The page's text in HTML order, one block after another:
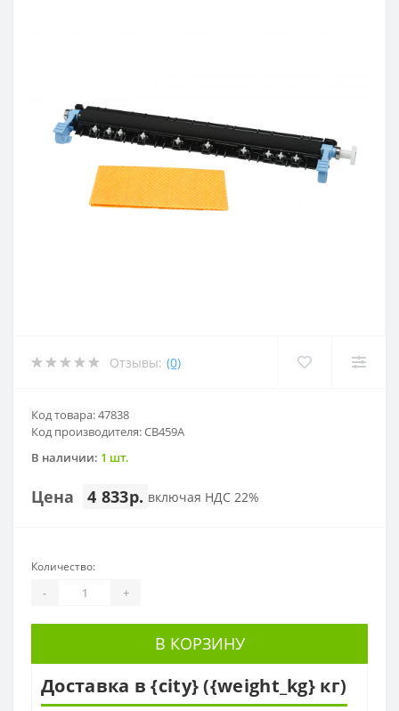
Отзывы: (0)
Код товара: 47838
Код производителя: CB459A
В наличии: 1 шт.
Цена 4 833р. включая НДС 22%
Количество:
- +
В КОРЗИНУ
Доставка в {city} ({weight_kg} кг)